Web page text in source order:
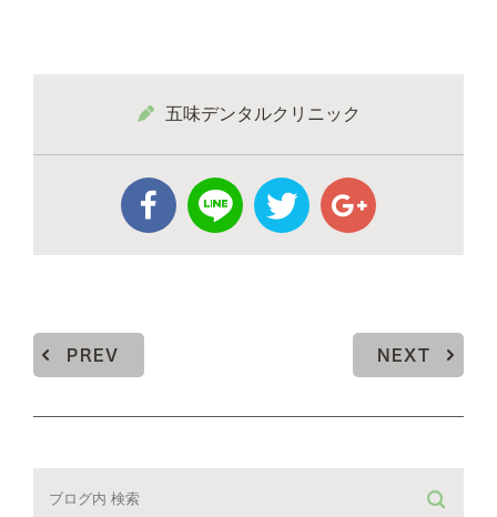
五味デンタルクリニック
PREV NEXT